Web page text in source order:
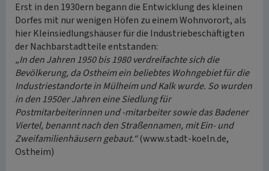
Erst in den 1930ern begann die Entwicklung des kleinen
Dorfes mit nur wenigen Höfen zu einem Wohnvorort, als
hier Kleinsiedlungshäuser für die Industriebeschäftigten
der Nachbarstadtteile entstanden:
„In den Jahren 1950 bis 1980 verdreifachte sich die
Bevölkerung, da Ostheim ein beliebtes Wohngebiet für die
Industriestandorte in Mülheim und Kalk wurde. So wurden
in den 1950er Jahren eine Siedlung für
Postmitarbeiterinnen und -mitarbeiter sowie das Badener
Viertel, benannt nach den Straßennamen, mit Ein- und
Zweifamilienhäusern gebaut.“(www.stadt-koeln.de,
Ostheim)